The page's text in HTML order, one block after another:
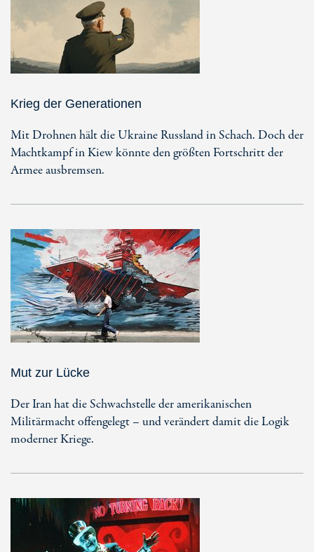
Krieg der Generationen
Mit Drohnen hält die Ukraine Russland in Schach. Doch der
Machtkampf in Kiew könnte den größten Fortschritt der
Armee ausbremsen.
Mut zur Lücke
Der Iran hat die Schwachstelle der amerikanischen
Militärmacht offengelegt – und verändert damit die Logik
moderner Kriege.